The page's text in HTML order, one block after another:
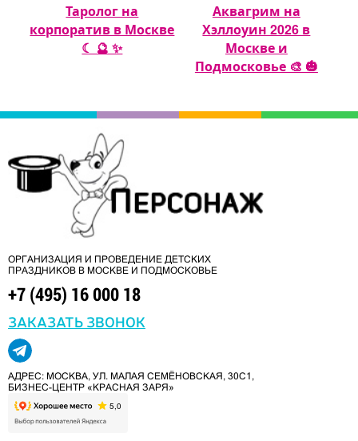
Таролог на
корпоратив в Москве
☾ 🔮 ✨
Аквагрим на
Хэллоуин 2026 в
Москве и
Подмосковье 🎨 🎃
ОРГАНИЗАЦИЯ И ПРОВЕДЕНИЕ ДЕТСКИХ
ПРАЗДНИКОВ В МОСКВЕ И ПОДМОСКОВЬЕ
+7 (495) 16 000 18
ЗАКАЗАТЬ ЗВОНОК
АДРЕС: МОСКВА, УЛ. МАЛАЯ СЕМЁНОВСКАЯ, 30С1,
БИЗНЕС-ЦЕНТР «КРАСНАЯ ЗАРЯ»